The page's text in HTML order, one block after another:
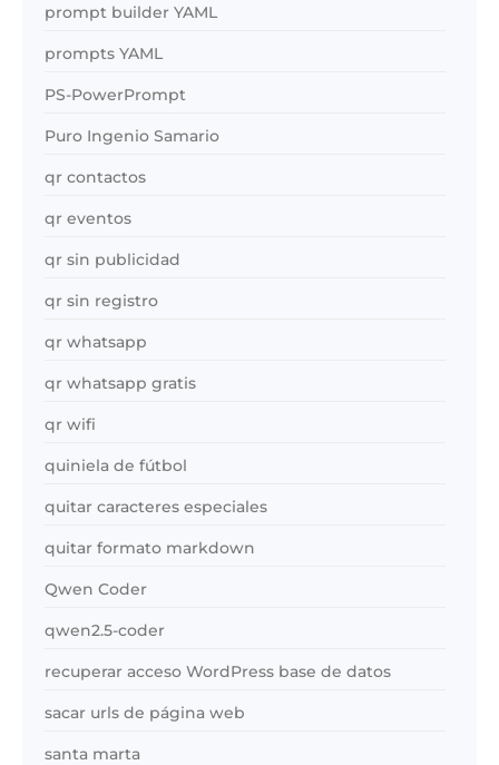
prompt builder YAML
prompts YAML
PS-PowerPrompt
Puro Ingenio Samario
qr contactos
qr eventos
qr sin publicidad
qr sin registro
qr whatsapp
qr whatsapp gratis
qr wifi
quiniela de fútbol
quitar caracteres especiales
quitar formato markdown
Qwen Coder
qwen2.5-coder
recuperar acceso WordPress base de datos
sacar urls de página web
santa marta